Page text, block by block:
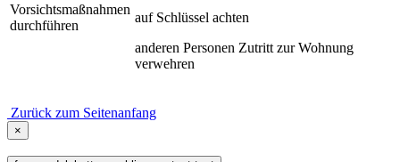
Vorsichtsmaßnahmen
durchführen
auf Schlüssel achten
anderen Personen Zutritt zur Wohnung
verwehren
Zurück zum Seitenanfang
×